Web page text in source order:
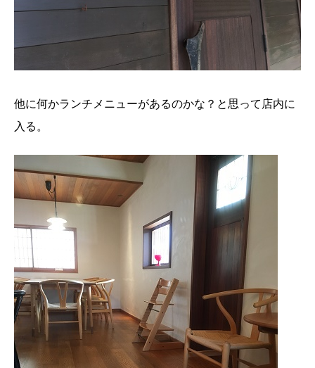
他に何かランチメニューがあるのかな？と思って店内に
入る。